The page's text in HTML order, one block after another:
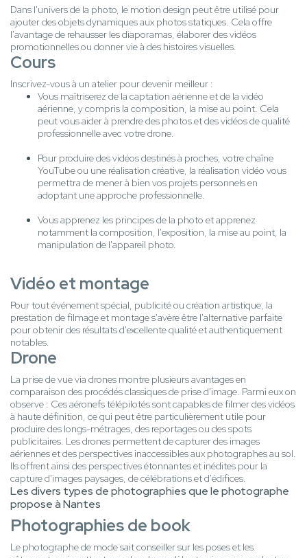
Dans l'univers de la photo, le motion design peut être utilisé pour
ajouter des objets dynamiques aux photos statiques. Cela offre
l'avantage de rehausser les diaporamas, élaborer des vidéos
promotionnelles ou donner vie à des histoires visuelles.
Cours
Inscrivez-vous à un atelier pour devenir meilleur :
Vous maîtriserez de la captation aérienne et de la vidéo
aérienne, y compris la composition, la mise au point. Cela
peut vous aider à prendre des photos et des vidéos de qualité
professionnelle avec votre drone.
Pour produire des vidéos destinés à proches, votre chaîne
YouTube ou une réalisation créative, la réalisation vidéo vous
permettra de mener à bien vos projets personnels en
adoptant une approche professionnelle.
Vous apprenez les principes de la photo et apprenez
notamment la composition, l'exposition, la mise au point, la
manipulation de l'appareil photo.
Vidéo et montage
Pour tout événement spécial, publicité ou création artistique, la
prestation de filmage et montage s'avère être l'alternative parfaite
pour obtenir des résultats d'excellente qualité et authentiquement
notables.
Drone
La prise de vue via drones montre plusieurs avantages en
comparaison des procédés classiques de prise d'image. Parmi eux on
observe : Ces aéronefs télépilotés sont capables de filmer des vidéos
à haute définition, ce qui peut être particulièrement utile pour
produire des longs-métrages, des reportages ou des spots
publicitaires. Les drones permettent de capturer des images
aériennes et des perspectives inaccessibles aux photographes au sol.
Ils offrent ainsi des perspectives étonnantes et inédites pour la
capture d'images paysages, de célébrations et d'édifices.
Les divers types de photographies que le photographe
propose à Nantes
Photographies de book
Le photographe de mode sait conseiller sur les poses et les